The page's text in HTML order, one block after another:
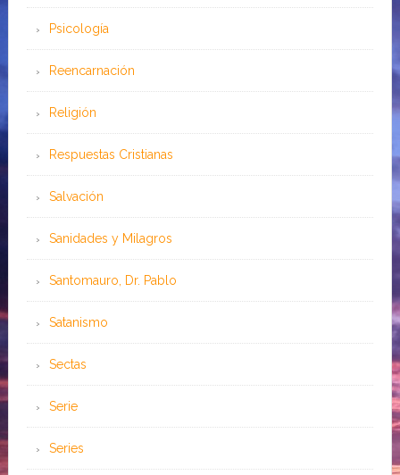
Psicología
Reencarnación
Religión
Respuestas Cristianas
Salvación
Sanidades y Milagros
Santomauro, Dr. Pablo
Satanismo
Sectas
Serie
Series